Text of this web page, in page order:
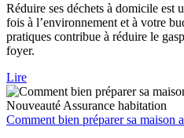
Réduire ses déchets à domicile est
fois à l’environnement et à votre
pratiques contribue à réduire le
foyer.
Lire
Nouveauté Assurance habitation
Comment bien préparer sa maison